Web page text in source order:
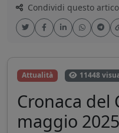
Condividi questo
Attualità 11448
Cronaca del
maggio 2025